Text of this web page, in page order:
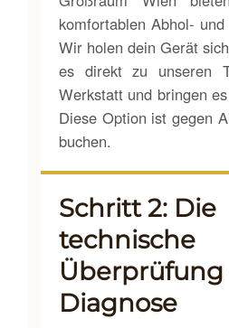
komfortablen Abhol-
Wir holen dein Gerät
es direkt zu unseren
Werkstatt und bringen
Diese Option ist gegen
buchen.
Schritt 2: Die
technische
Überprüfung
Diagnose